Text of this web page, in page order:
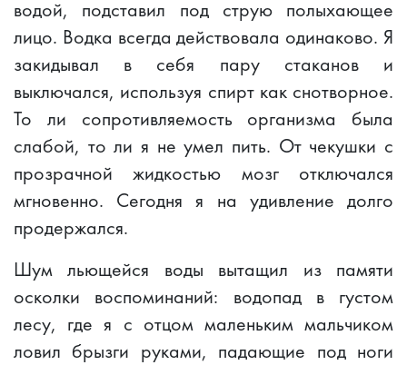
водой, подставил под струю полыхающее
лицо. Водка всегда действовала одинаково. Я
закидывал в себя пару стаканов и
выключался, используя спирт как снотворное.
То ли сопротивляемость организма была
слабой, то ли я не умел пить. От чекушки с
прозрачной жидкостью мозг отключался
мгновенно. Сегодня я на удивление долго
продержался.
Шум льющейся воды вытащил из памяти
осколки воспоминаний: водопад в густом
лесу, где я с отцом маленьким мальчиком
ловил брызги руками, падающие под ноги